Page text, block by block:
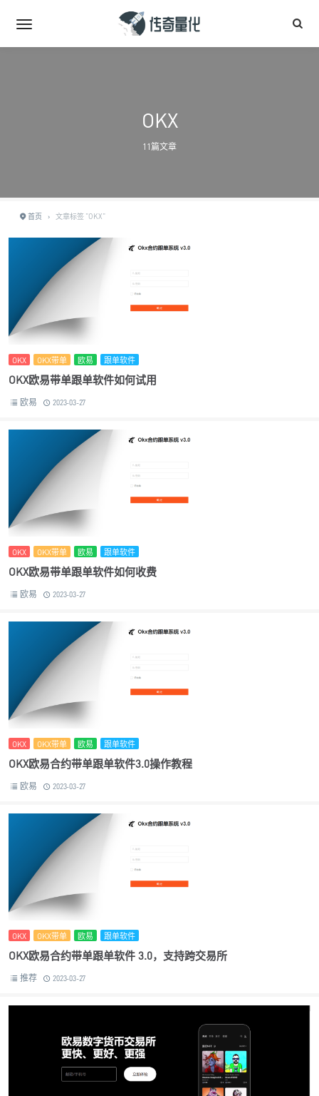
OKX
11篇文章
首页 › 文章标签 "OKX"
OKX OKX带单 欧易 跟单软件
OKX欧易带单跟单软件如何试用
欧易 2023-03-27
OKX OKX带单 欧易 跟单软件
OKX欧易带单跟单软件如何收费
欧易 2023-03-27
OKX OKX带单 欧易 跟单软件
OKX欧易合约带单跟单软件3.0操作教程
欧易 2023-03-27
OKX OKX带单 欧易 跟单软件
OKX欧易合约带单跟单软件 3.0，支持跨交易所
推荐 2023-03-27